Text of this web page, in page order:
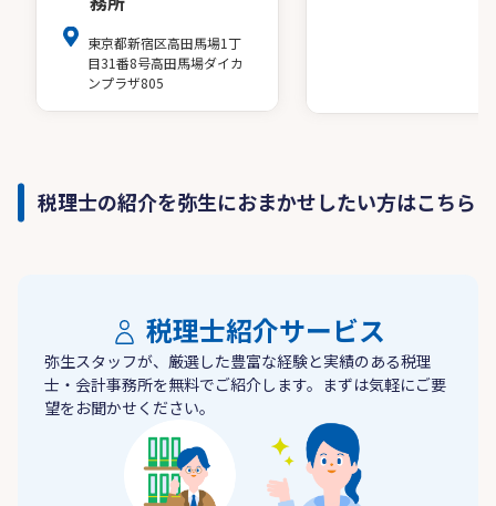
東京都新宿区高田馬場1丁
目31番8号高田馬場ダイカ
ンプラザ805
税理士の紹介を弥生におまかせしたい方はこちら
税理士紹介サービス
弥生スタッフが、厳選した豊富な経験と実績のある税理
士・会計事務所を無料でご紹介します。まずは気軽にご要
望をお聞かせください。